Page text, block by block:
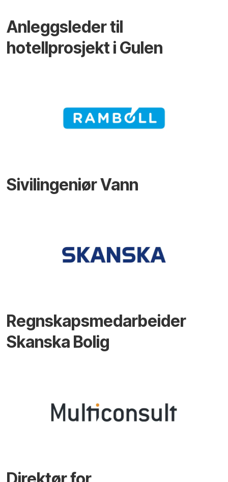
Anleggsleder til
hotellprosjekt i Gulen
Sivilingeniør Vann
Regnskapsmedarbeider
Skanska Bolig